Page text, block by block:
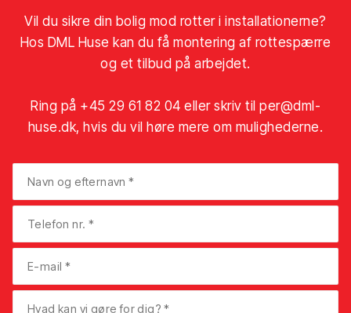
Vil du sikre din bolig mod rotter i installationerne?
Hos DML Huse kan du få montering af rottespærre
og et tilbud på arbejdet.
Ring på +45 29 61 82 04 eller skriv til per@dml-
huse.dk, hvis du vil høre mere om mulighederne.